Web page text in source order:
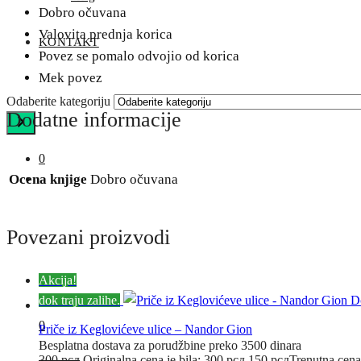
KONTAKT
Odaberite kategoriju
0
0
Besplatna dostava za porudžbine preko 3500 dinara
Dobro očuvana
Valovita prednja korica
Povez se pomalo odvojio od korica
Mek povez
Dodatne informacije
Ocena knjige Dobro očuvana
Povezani proizvodi
Akcija!
dok traju zalihe.
Priče iz Keglovićeve ulice – Nandor Gion